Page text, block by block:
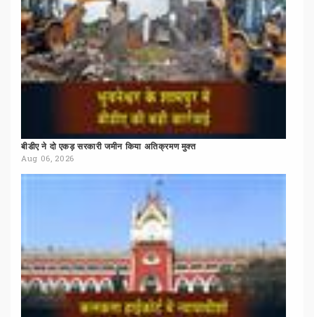
बीडीए ने दो एकड़ सरकारी जमीन किया अतिक्रमण मुक्त
Aug 06, 2026